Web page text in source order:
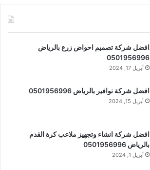
افضل شركة تصميم احواض زرع بالرياض
0501956996
أبريل 17, 2024
افضل شركة نوافير بالرياض 0501956996
أبريل 15, 2024
افضل شركة انشاء وتجهيز ملاعب كرة القدم
بالرياض 0501956996
أبريل 1, 2024